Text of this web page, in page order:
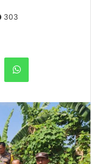
303